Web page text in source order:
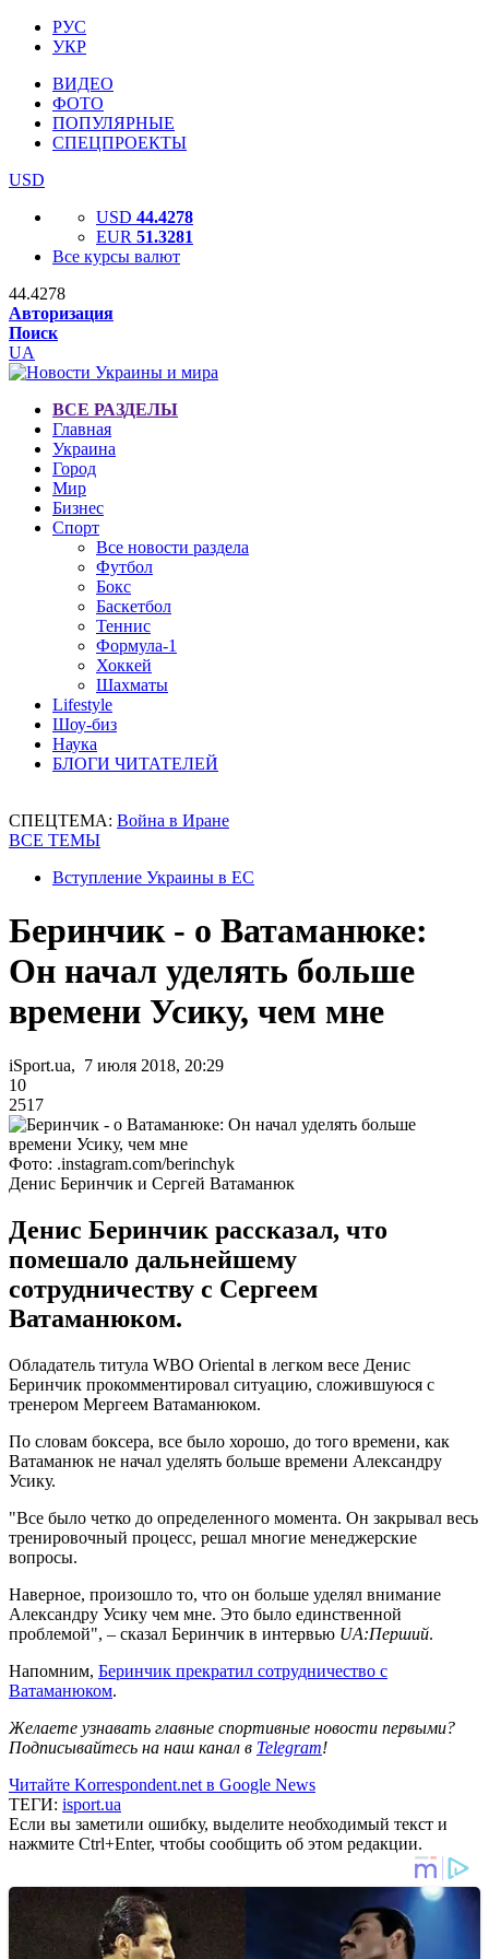
РУС
УКР
ВИДЕО
ФОТО
ПОПУЛЯРНЫЕ
СПЕЦПРОЕКТЫ
USD
USD 44.4278
EUR 51.3281
Все курсы валют
44.4278
Авторизация
Поиск
UA
ВСЕ РАЗДЕЛЫ
Главная
Украина
Город
Мир
Бизнес
Спорт
Все новости раздела
Футбол
Бокс
Баскетбол
Теннис
Формула-1
Хоккей
Шахматы
Lifestyle
Шоу-биз
Наука
БЛОГИ ЧИТАТЕЛЕЙ
СПЕЦТЕМА: Война в Иране
ВСЕ ТЕМЫ
Вступление Украины в ЕС
Беринчик - о Ватаманюке:
Он начал уделять больше
времени Усику, чем мне
iSport.ua, 7 июля 2018, 20:29
10
2517
Фото: .instagram.com/berinchyk
Денис Беринчик и Сергей Ватаманюк
Денис Беринчик рассказал, что
помешало дальнейшему
сотрудничеству с Сергеем
Ватаманюком.
Обладатель титула WBO Oriental в легком весе Денис
Беринчик прокомментировал ситуацию, сложившуюся с
тренером Мергеем Ватаманюком.
По словам боксера, все было хорошо, до того времени, как
Ватаманюк не начал уделять больше времени Александру
Усику.
"Все было четко до определенного момента. Он закрывал весь
тренировочный процесс, решал многие менеджерские
вопросы.
Наверное, произошло то, что он больше уделял внимание
Александру Усику чем мне. Это было единственной
проблемой", – сказал Беринчик в интервью UA:Перший.
Напомним, Беринчик прекратил сотрудничество с
Ватаманюком.
Желаете узнавать главные спортивные новости первыми?
Подписывайтесь на наш канал в Telegram!
Читайте Korrespondent.net в Google News
ТЕГИ: isport.ua
Если вы заметили ошибку, выделите необходимый текст и
нажмите Ctrl+Enter, чтобы сообщить об этом редакции.